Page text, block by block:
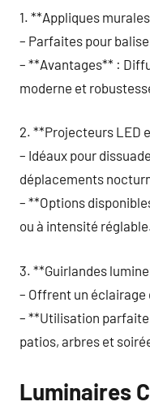
1. **Appliques
– Parfaites pour
– **Avantages** :
moderne et
2. **Projecteurs LED
– Idéaux pour
déplacements
– **Options
ou à intensité
3. **Guirlandes
– Offrent un éclairage
– **Utilisation
patios, arbres et
Luminaires